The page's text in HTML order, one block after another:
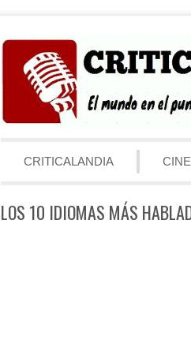
Menú
CRITICALANDIA
LOS 10 IDIOMAS MÁS